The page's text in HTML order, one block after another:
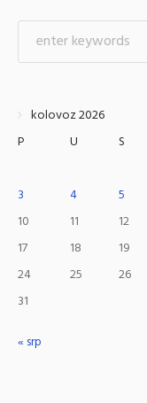
kolovoz 2026
P
U S
3
4 5
10
11 12
17
18 19
24
25 26
31
« srp